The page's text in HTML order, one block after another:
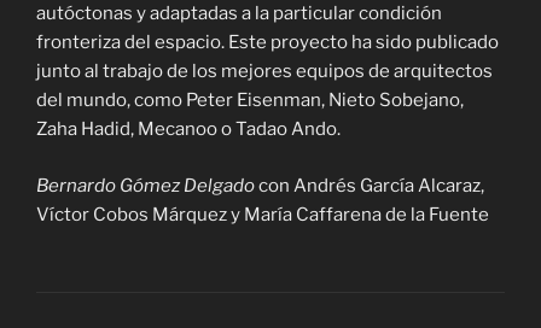
autóctonas y adaptadas a la particular condición
fronteriza del espacio. Este proyecto ha sido publicado
junto al trabajo de los mejores equipos de arquitectos
del mundo, como Peter Eisenman, Nieto Sobejano,
Zaha Hadid, Mecanoo o Tadao Ando.
Bernardo Gómez Delgadocon Andrés García Alcaraz,
Víctor Cobos Márquez y María Caffarena de la Fuente